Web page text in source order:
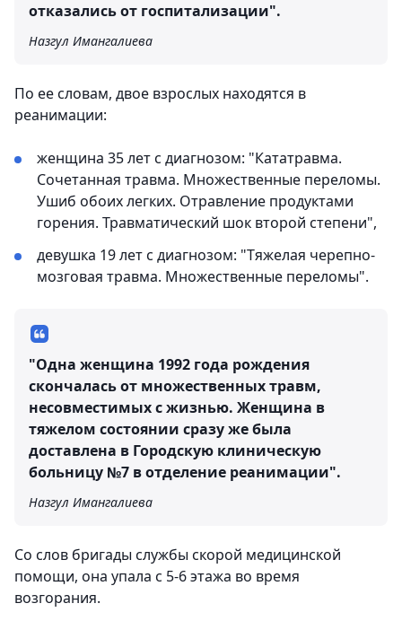
отказались от госпитализации".
Назгул Имангалиева
По ее словам, двое взрослых находятся в
реанимации:
женщина 35 лет с диагнозом: "Кататравма.
Сочетанная травма. Множественные переломы.
Ушиб обоих легких. Отравление продуктами
горения. Травматический шок второй степени",
девушка 19 лет с диагнозом: "Тяжелая черепно-
мозговая травма. Множественные переломы".
"Одна женщина 1992 года рождения
скончалась от множественных травм,
несовместимых с жизнью. Женщина в
тяжелом состоянии сразу же была
доставлена в Городскую клиническую
больницу №7 в отделение реанимации".
Назгул Имангалиева
Со слов бригады службы скорой медицинской
помощи, она упала с 5-6 этажа во время
возгорания.